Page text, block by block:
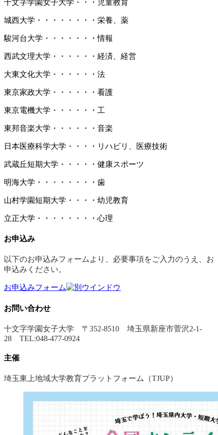
十文字学園女子大学・・・児童教育
城西大学・・・・・・・・栄養、薬
駿河台大学・・・・・・・情報
西武文理大学・・・・・・経済、経営
大東文化大学・・・・・・法
東京家政大学・・・・・・看護
東京電機大学・・・・・・工
東邦音楽大学・・・・・・音楽
日本医療科学大学・・・・リハビリ、医療技術
武蔵丘短期大学・・・・・健康スポーツ
明海大学・・・・・・・・歯
山村学園短期大学・・・・幼児教育
立正大学・・・・・・・・心理
お申込み
以下のお申込みフォームより、必要事項をご入力のうえ、お
申込みください。
お申込みフォーム
お問い合わせ
十文字学園女子大学 〒352-8510 埼玉県新座市菅沢2-1-
28 TEL:048-477-0924
主催
埼玉東上地域大学教育プラットフォーム（TJUP）